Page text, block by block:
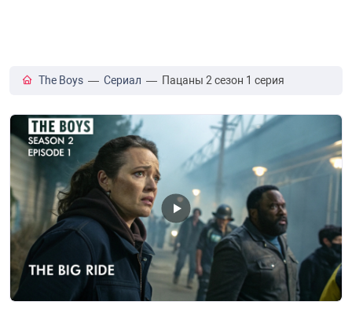
The Boys — Сериал — Пацаны 2 сезон 1 серия